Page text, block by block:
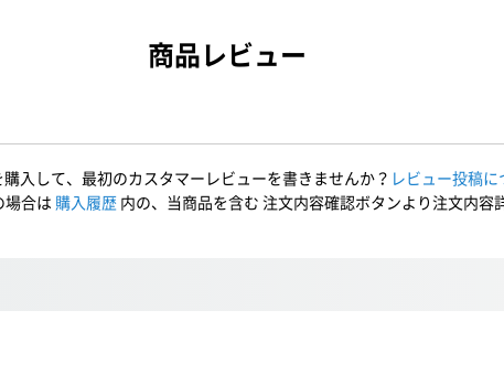
商品レビュー
入して、最初のカスタマーレビューを書きませんか？ レビュー投稿
場合は 購入履歴 内の、当商品を含む 注文内容確認ボタンより注文内容